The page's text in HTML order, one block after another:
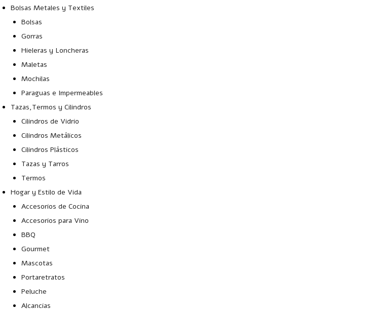
Bolsas Metales y Textiles
Bolsas
Gorras
Hieleras y Loncheras
Maletas
Mochilas
Paraguas e Impermeables
Tazas,Termos y Cilindros
Cilindros de Vidrio
Cilindros Metálicos
Cilindros Plásticos
Tazas y Tarros
Termos
Hogar y Estilo de Vida
Accesorios de Cocina
Accesorios para Vino
BBQ
Gourmet
Mascotas
Portaretratos
Peluche
Alcancias